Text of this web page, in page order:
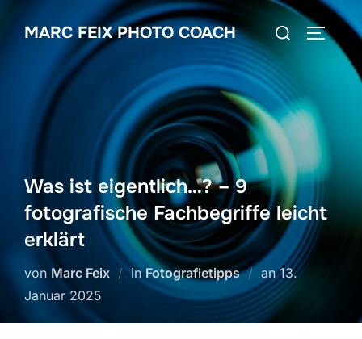
MARC FEIX PHOTO COACH
Was ist eigentlich…? – 9
fotografische Fachbegriffe leicht
erklärt
von Marc Feix inFotografietipps an13.
Januar 2025